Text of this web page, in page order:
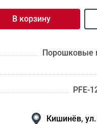
В корзину
Порошковые
PFE-
Кишинёв,